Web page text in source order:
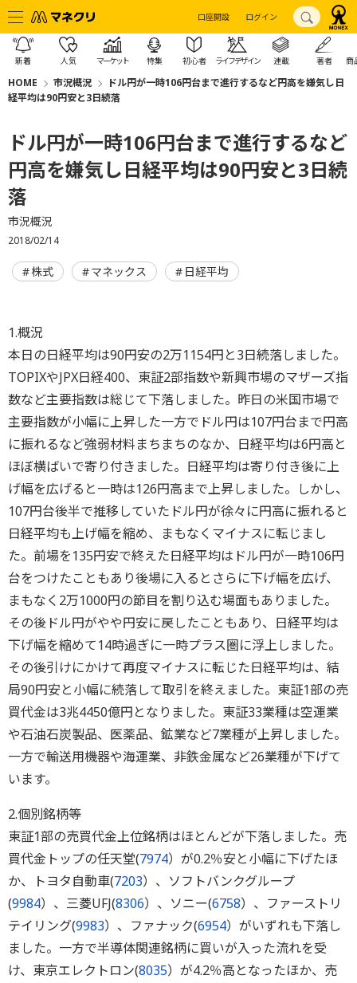
口座開設 ログイン
新着 人気 マーケット 特集 初心者 ライフデザイン 連載 著者 商
HOME 市況概況
ドル円が一時106円台まで進行するなど円高を嫌気し日
経平均は90円安と3日続落
ドル円が一時106円台まで進行するなど
円高を嫌気し日経平均は90円安と3日続
落
市況概況
2018/02/14
株式 マネックス 日経平均
1.概況
本日の日経平均は90円安の2万1154円と3日続落しました。
TOPIXやJPX日経400、東証2部指数や新興市場のマザーズ指
数など主要指数は総じて下落しました。昨日の米国市場で
主要指数が小幅に上昇した一方でドル円は107円台まで円高
に振れるなど強弱材料まちまちのなか、日経平均は6円高と
ほぼ横ばいで寄り付きました。日経平均は寄り付き後に上
げ幅を広げると一時は126円高まで上昇しました。しかし、
107円台後半で推移していたドル円が徐々に円高に振れると
日経平均も上げ幅を縮め、まもなくマイナスに転じまし
た。前場を135円安で終えた日経平均はドル円が一時106円
台をつけたこともあり後場に入るとさらに下げ幅を広げ、
まもなく2万1000円の節目を割り込む場面もありました。
その後ドル円がやや円安に戻したこともあり、日経平均は
下げ幅を縮めて14時過ぎに一時プラス圏に浮上しました。
その後引けにかけて再度マイナスに転じた日経平均は、結
局90円安と小幅に続落して取引を終えました。東証1部の売
買代金は3兆4450億円となりました。東証33業種は空運業
や石油石炭製品、医薬品、鉱業など7業種が上昇しました。
一方で輸送用機器や海運業、非鉄金属など26業種が下げて
います。
2.個別銘柄等
東証1部の売買代金上位銘柄はほとんどが下落しました。売
買代金トップの任天堂(7974）が0.2％安と小幅に下げたほ
か、トヨタ自動車(7203）、ソフトバンクグループ
(9984）、三菱UFJ(8306）、ソニー(6758）、ファーストリ
テイリング(9983）、ファナック(6954）がいずれも下落し
ました。一方で半導体関連銘柄に買いが入った流れを受
け、東京エレクトロン(8035）が4.2％高となったほか、売